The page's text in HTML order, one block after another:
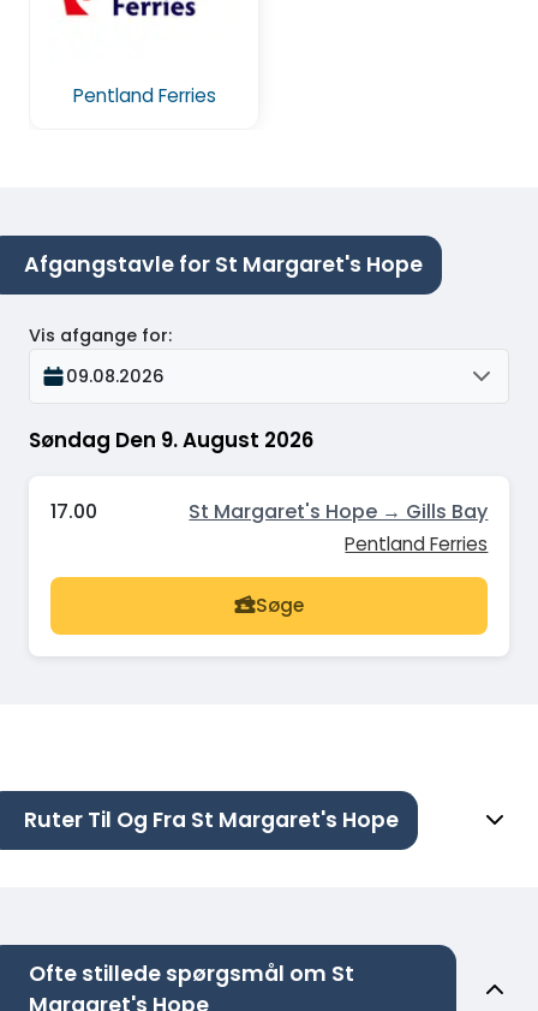
Pentland Ferries
Afgangstavle for St Margaret's Hope
Søndag Den 9. August 2026
Vis afgange for:
09.08.2026
17.00 St Margaret's Hope → Gills Bay
Pentland Ferries
Søge
Ruter Til Og Fra St Margaret's Hope
Ofte stillede spørgsmål om St
Margaret's Hope